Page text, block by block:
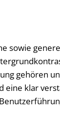
sowie
gehören
klar